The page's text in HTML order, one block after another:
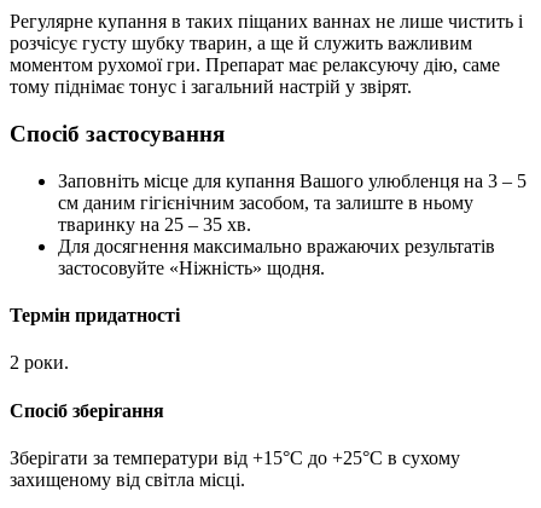
Регулярне купання в таких піщаних ваннах не лише чистить і
розчісує густу шубку тварин, а ще й служить важливим
моментом рухомої гри. Препарат має релаксуючу дію, саме
тому піднімає тонус і загальний настрій у звірят.
Спосіб застосування
Заповніть місце для купання Вашого улюбленця на 3 – 5
см даним гігієнічним засобом, та залиште в ньому
тваринку на 25 – 35 хв.
Для досягнення максимально вражаючих результатів
застосовуйте «Ніжність» щодня.
Термін придатності
2 роки.
Спосіб зберігання
Зберігати за температури від +15°С до +25°С в сухому
захищеному від світла місці.